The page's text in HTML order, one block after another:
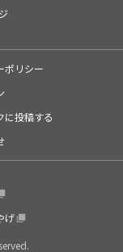
ポリシー
に投稿する
げ